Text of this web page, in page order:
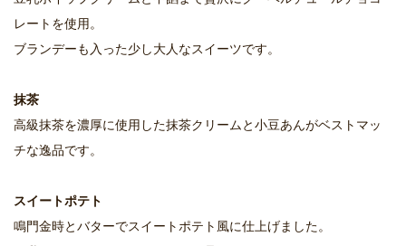
レートを使用。
ブランデーも入った少し大人なスイーツです。
抹茶
高級抹茶を濃厚に使用した抹茶クリームと小豆あんがベストマッ
チな逸品です。
スイートポテト
鳴門金時とバターでスイートポテト風に仕上げました。